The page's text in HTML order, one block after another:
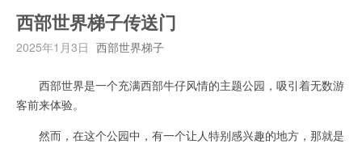
西部世界梯子传送门
2025年1月3日 西部世界梯子
西部世界是一个充满西部牛仔风情的主题公园，吸引着无数游
客前来体验。
然而，在这个公园中，有一个让人特别感兴趣的地方，那就是